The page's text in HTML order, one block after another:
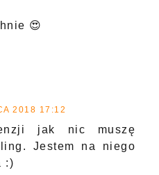
😍
2018 17:12
jak nic muszę
Jestem na niego
:)